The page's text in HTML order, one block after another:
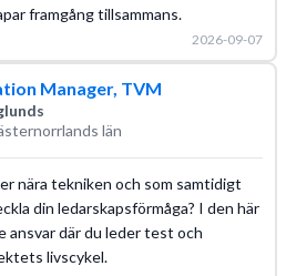
framgång tillsammans.
2026-09-07
Manager, TVM
län
nära tekniken och som samtidigt
din ledarskapsförmåga? I den här
ansvar där du leder test och
livscykel.